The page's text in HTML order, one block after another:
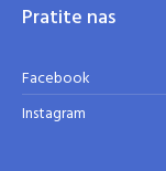
Pratite nas
Facebook
Instagram